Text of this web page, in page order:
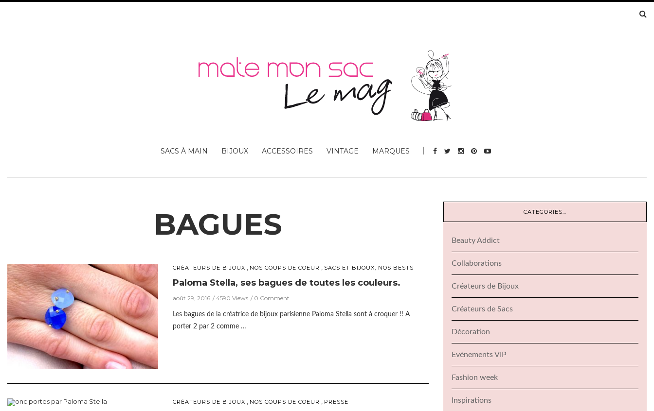
SACS À MAIN BIJOUX ACCESSOIRES VINTAGE MARQUES
BAGUES
CRÉATEURS DE BIJOUX NOS COUPS DE COEUR SACS ET BIJOUX, NOS BESTS
Paloma Stella, ses bagues de toutes les couleurs.
août 29, 2016 4590 Views 0 Comment
Les bagues de la créatrice de bijoux parisienne Paloma Stella sont à croquer !! A
porter 2 par 2 comme …
CRÉATEURS DE BIJOUX NOS COUPS DE COEUR PRESSE
CATEGORIES…
Beauty Addict
Collaborations
Créateurs de Bijoux
Créateurs de Sacs
Décoration
Evénements VIP
Fashion week
Inspirations